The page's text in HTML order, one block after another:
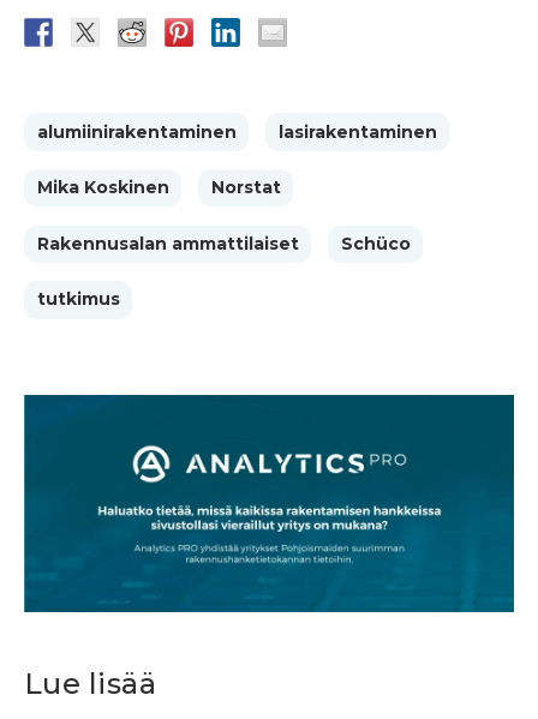
alumiinirakentaminen lasirakentaminen
Mika Koskinen Norstat
Rakennusalan ammattilaiset Schüco
tutkimus
Lue lisää